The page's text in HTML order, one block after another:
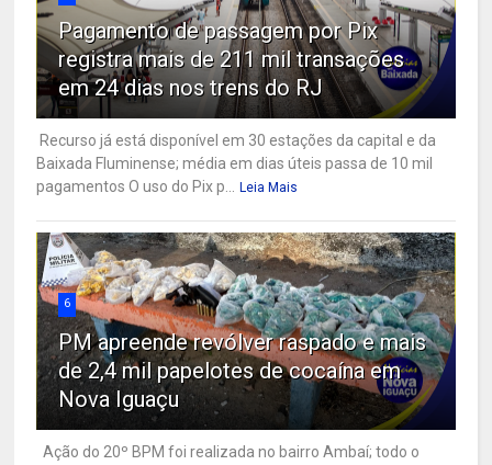
Pagamento de passagem por Pix
registra mais de 211 mil transações
em 24 dias nos trens do RJ
Recurso já está disponível em 30 estações da capital e da
Baixada Fluminense; média em dias úteis passa de 10 mil
pagamentos O uso do Pix p...
Leia Mais
6
PM apreende revólver raspado e mais
de 2,4 mil papelotes de cocaína em
Nova Iguaçu
Ação do 20º BPM foi realizada no bairro Ambaí; todo o